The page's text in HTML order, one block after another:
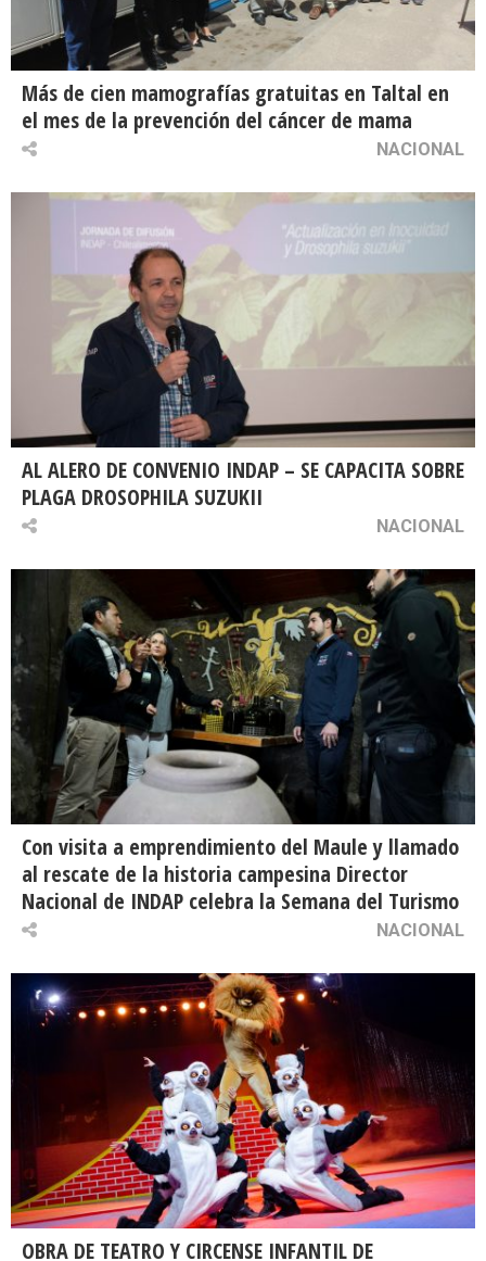
Más de cien mamografías gratuitas en Taltal en
el mes de la prevención del cáncer de mama
NACIONAL
AL ALERO DE CONVENIO INDAP – SE CAPACITA SOBRE
PLAGA DROSOPHILA SUZUKII
NACIONAL
Con visita a emprendimiento del Maule y llamado
al rescate de la historia campesina Director
Nacional de INDAP celebra la Semana del Turismo
NACIONAL
OBRA DE TEATRO Y CIRCENSE INFANTIL DE